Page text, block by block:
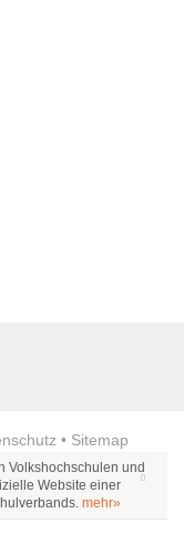
• Sitemap
Volkshochschulen und
Website einer
mehr»